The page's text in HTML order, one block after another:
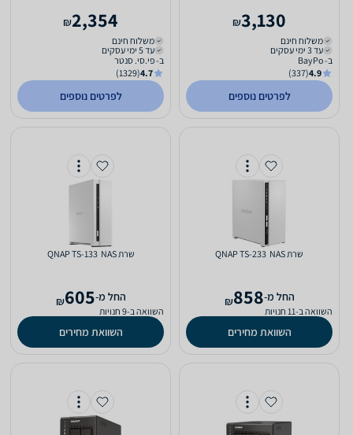
3,130
₪
משלוח חינם
עד 3 ימי עסקים
ב- BayPo
4.9
(337)
לפרטים נוספים
2,354
₪
משלוח חינם
עד 5 ימי עסקים
ב- פי.סי. סנטר
4.7
(1329)
לפרטים נוספים
שרת NAS ‏ QNAP TS-233
‫החל מ-858
₪
השוואה ב-11 חנויות
השוואת מחירים
שרת NAS ‏ QNAP TS-133
‫החל מ-605
₪
השוואה ב-9 חנויות
השוואת מחירים